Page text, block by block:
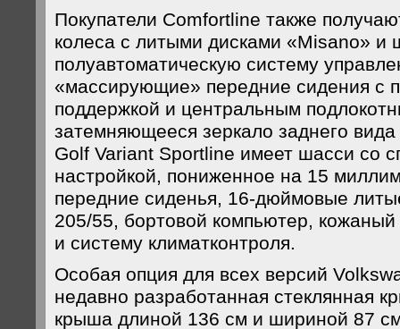
Покупатели Comfortline также
колеса с литыми дисками «Misano»
полуавтоматическую систему
«массирующие» передние сидения с
поддержкой и центральным
затемняющееся зеркало заднего
Golf Variant Sportline имеет шасси со
настройкой, пониженное на 15
передние сиденья, 16-дюймовые
205/55, бортовой компьютер,
и систему климатконтроля.
Особая опция для всех версий
недавно разработанная стеклянная
крыша длиной 136 см и шириной 87